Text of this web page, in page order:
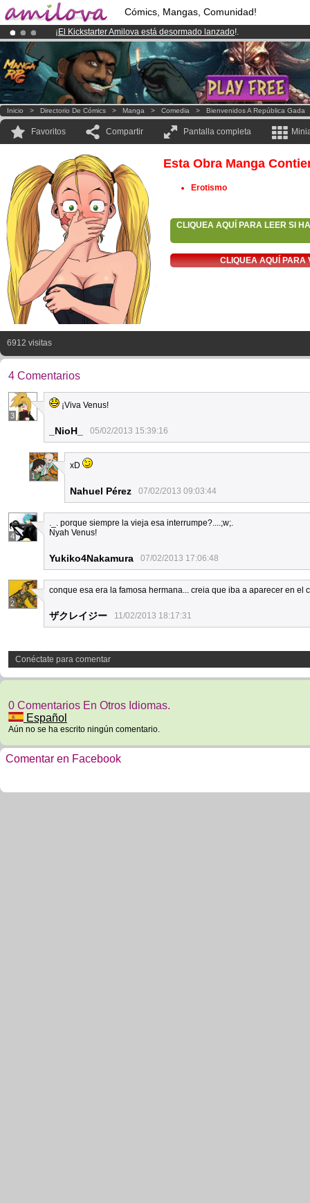
Cómics, Mangas, Comunidad!
¡ El Kickstarter Amilova está desormado lanzado!.
¡Conviertete en Premium por3.95 eurosal mes!Hazte Premium ya
¡Ya tenemos 100000miembrosy 1000 Cómics y Mangas!.
Inicio > Directorio De Cómics > Manga > Comedia > Bienvenidos A República Gada
Favoritos Compartir Pantalla completa
Esta Obra Manga
Erotismo
CLIQUEA AQUÍ PARA LEER SI
CLIQUEA AQUÍ PARA
6912 visitas
4 Comentarios
3
¡Viva Venus!
_NioH_ 05/02/2013 15:39:16
1
xD
Nahuel Pérez 07/02/2013 09:03:44
4
._. porque siempre la vieja esa interrumpe?....;w;.
Nyah Venus!
Yukiko4Nakamura 07/02/2013 17:06:48
2
conque esa era la famosa hermana... creia que iba a aparecer en el
ザクレイジー 11/02/2013 18:17:31
Conéctate para comentar
0 Comentarios En Otros Idiomas.
Español
Aún no se ha escrito ningún comentario.
Comentar en Facebook